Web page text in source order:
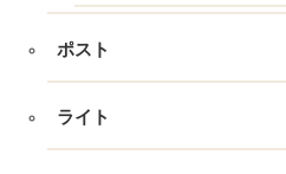
ポスト
ライト